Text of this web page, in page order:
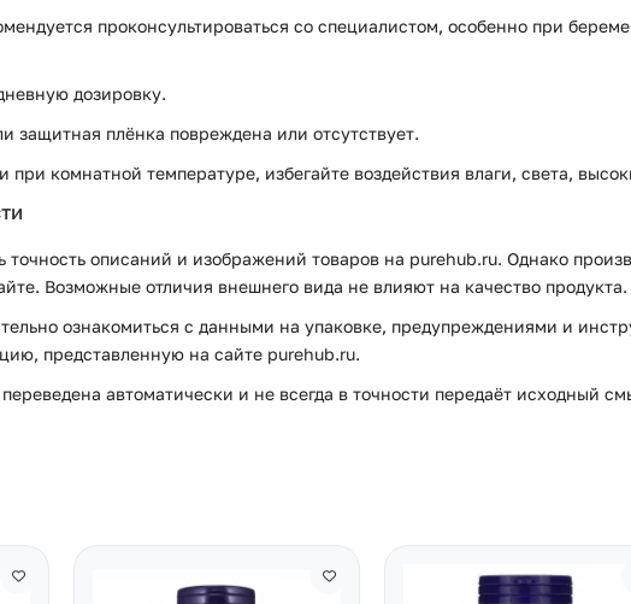
проконсультироваться со специалистом, особенно при
дозировку.
защитная плёнка повреждена или отсутствует.
комнатной температуре, избегайте воздействия влаги, света,
описаний и изображений товаров на purehub.ru. Однако
Возможные отличия внешнего вида не влияют на качество продукта.
ознакомиться с данными на упаковке, предупреждениями и
представленную на сайте purehub.ru.
автоматически и не всегда в точности передаёт исходный